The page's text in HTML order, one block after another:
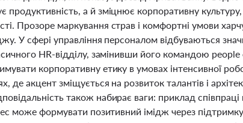
а й зміцнює корпоративну
Прозоре маркування страв і комфортні умови
У сфері управління персоналом відбуваються
HR-відділу, замінивши його командою
корпоративну етику в умовах інтенсивної
де акцент зміщується на розвиток талантів і
також набирає ваги: приклад
може формувати позитивний імідж через підтримку